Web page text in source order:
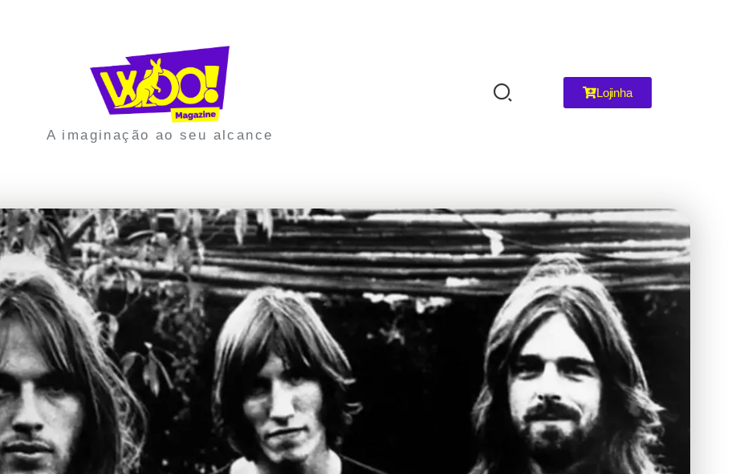
A imaginação ao seu alcance
Lojinha